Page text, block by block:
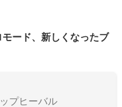
ード、新しくなったブ
プヒーバル